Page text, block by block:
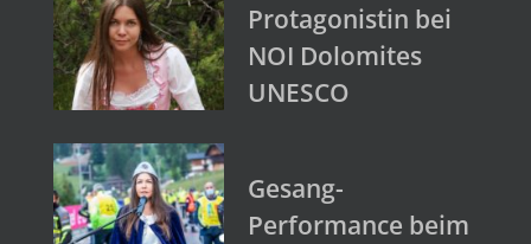
Protagonistin bei
NOI Dolomites
UNESCO
Gesang-
Performance beim